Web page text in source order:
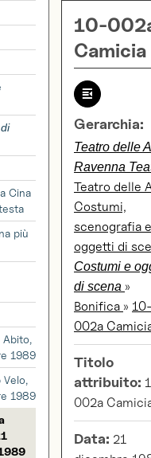
Cina
più
1989
1989
10-
Camicia
Gerarchia:
Teatro delle
Ravenna
Teatro delle
Costumi,
scenografia e
oggetti di
Costumi e
di scena »
Bonifica »
002a
Titolo
attribuito:
002a
Data: 21